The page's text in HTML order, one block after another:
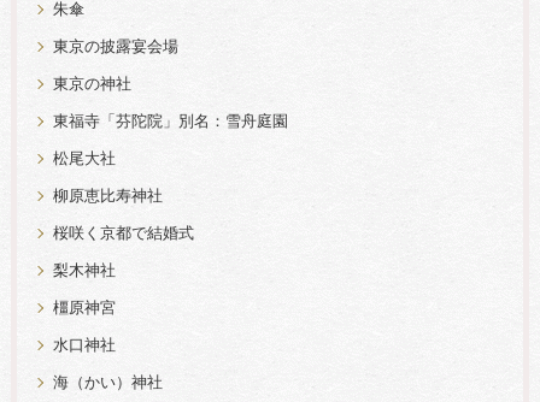
朱傘
東京の披露宴会場
東京の神社
東福寺「芬陀院」別名：雪舟庭園
松尾大社
柳原恵比寿神社
桜咲く京都で結婚式
梨木神社
橿原神宮
水口神社
海（かい）神社